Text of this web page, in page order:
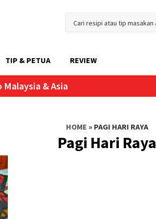
TIP & PETUA REVIEW
Malaysia & Asia
HOME » PAGI HARI RAYA
Pagi Hari Raya